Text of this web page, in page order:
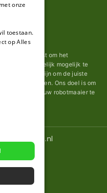
uiterste best om het
zo gemakkelijk mogelijk te
het kan zijn om de juiste
te vinden. Ons doel is om
mesjes voor uw robotmaaier te
mesjes.nl
onze
toestaan.
op Alles